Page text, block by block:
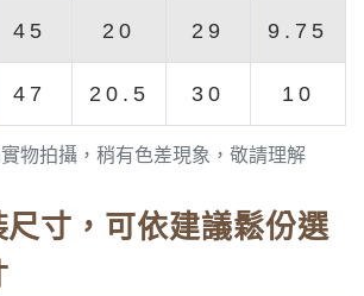
物拍攝，稍有色差現象，敬請理解
45 20 29 9.75
47 20.5 30 10
寸，可依建議鬆份選